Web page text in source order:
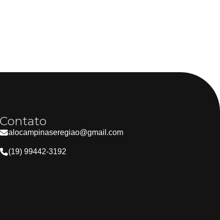
Contato
alocampinaseregiao@gmail.com
(19) 99442-3192